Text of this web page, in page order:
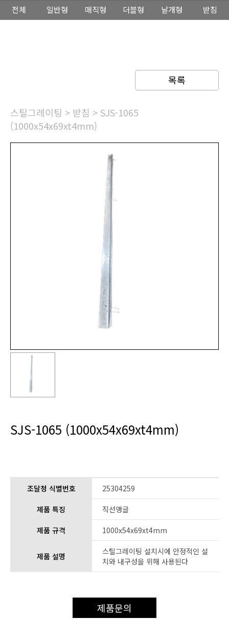
전체 일반형 매직형 더블형 날개형 받침
목록
스틸그레이팅 > 받침 > SJS-1065
(1000x54x69xt4mm)
SJS-1065 (1000x54x69xt4mm)
조달청 식별번호 25304259
제품 특징 직선앵글
제품 규격 1000x54x69xt4mm
제품 설명
스틸그레이팅 설치시에 안정적인 설
치와 내구성을 위해 사용된다
제품문의